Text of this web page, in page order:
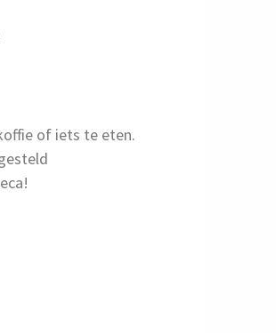
of iets te eten.